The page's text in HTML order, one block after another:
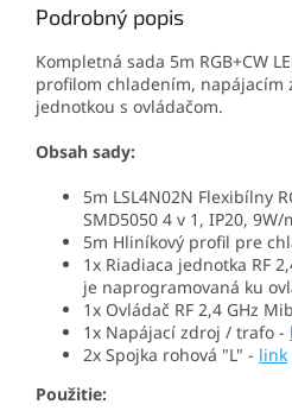
Podrobný popis
Kompletná sada 5m RGB+CW
profilom chladením, napájacím
jednotkou s ovládačom.
Obsah sady:
5m LSL4N02N Flexibílny
SMD5050 4 v 1, IP20,
5m Hliníkový profil pre
1x Riadiaca jednotka RF
je naprogramovaná ku
1x Ovládač RF 2,4 GHz
1x Napájací zdroj / trafo -
2x Spojka rohová "L" - link
Použitie: